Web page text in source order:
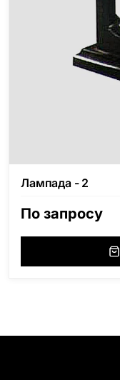
Лампада - 2
По запросу